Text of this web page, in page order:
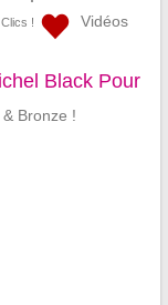
!
Vidéos
Black Pour
Bronze !